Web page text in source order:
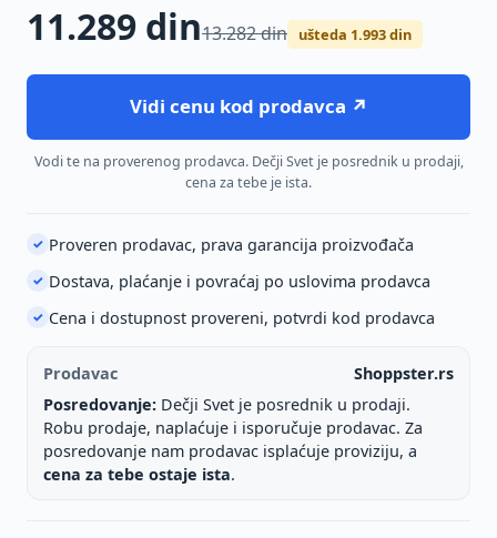
11.289 din13.282 din ušteda 1.993 din
Vidi cenu kod prodavca ↗
Vodi te na proverenog prodavca. Dečji Svet je posrednik u prodaji,
cena za tebe je ista.
✓ Proveren prodavac, prava garancija proizvođača
✓ Dostava, plaćanje i povraćaj po uslovima prodavca
✓ Cena i dostupnost provereni, potvrdi kod prodavca
Prodavac
Shoppster.rs
Posredovanje: Dečji Svet je posrednik u prodaji.
Robu prodaje, naplaćuje i isporučuje prodavac. Za
posredovanje nam prodavac isplaćuje proviziju, a
cena za tebe ostaje ista.